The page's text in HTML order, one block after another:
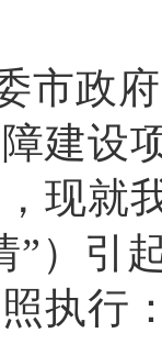
市政
建设
现就
”）
执行